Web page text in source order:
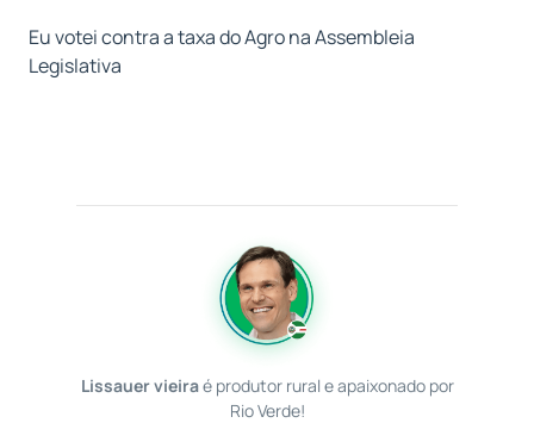
Eu votei contra a taxa do Agro na Assembleia
Legislativa
Lissauer vieiraé produtor rural e apaixonado por
Rio Verde!